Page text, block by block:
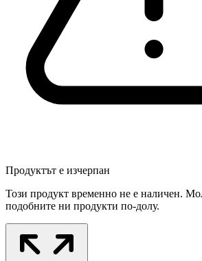
Продуктът е изчерпан
Този продукт временно не е наличен.
подобните ни продукти по-долу.